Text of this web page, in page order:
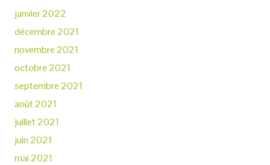
janvier 2022
décembre 2021
novembre 2021
octobre 2021
septembre 2021
août 2021
juillet 2021
juin 2021
mai 2021